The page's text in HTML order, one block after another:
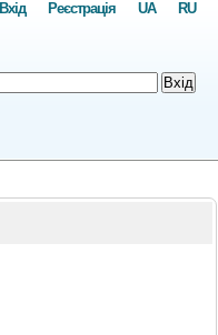
RU
UA
Реєстрація
Вхід
Вхід